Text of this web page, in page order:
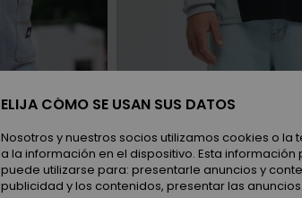
ELIJA CÓMO SE USAN SUS DATOS
Nosotros y nuestros socios utilizamos cookies o
a la información en el dispositivo. Esta
puede utilizarse para: presentarle anuncios y
publicidad y los contenidos, presentar las